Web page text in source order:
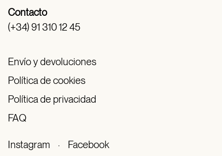
Contacto
(+34) 91 310 12 45
Envío y devoluciones
Política de cookies
Política de privacidad
FAQ
Instagram · Facebook